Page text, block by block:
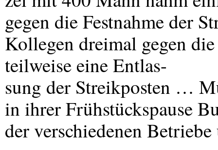
gegen die Festnahme der
Kollegen dreimal gegen
teilweise eine Entlas-
sung der Streikposten …
in ihrer Frühstückspause
der verschiedenen